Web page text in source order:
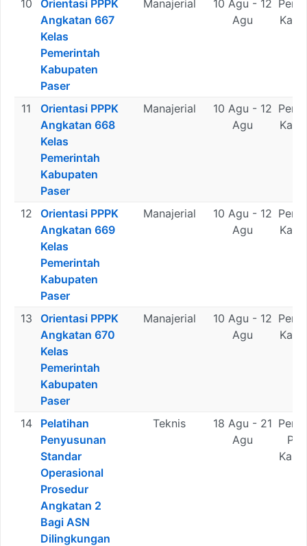
10
Orientasi PPPK
Angkatan 667
Kelas
Pemerintah
Kabupaten
Paser
Manajerial
10 Agu - 12
Agu
11
Orientasi PPPK
Angkatan 668
Kelas
Pemerintah
Kabupaten
Paser
Manajerial
10 Agu - 12
Agu
12
Orientasi PPPK
Angkatan 669
Kelas
Pemerintah
Kabupaten
Paser
Manajerial
10 Agu - 12
Agu
13
Orientasi PPPK
Angkatan 670
Kelas
Pemerintah
Kabupaten
Paser
Manajerial
10 Agu - 12
Agu
14
Pelatihan
Penyusunan
Standar
Operasional
Prosedur
Angkatan 2
Bagi ASN
Dilingkungan
Teknis
18 Agu - 21
Agu